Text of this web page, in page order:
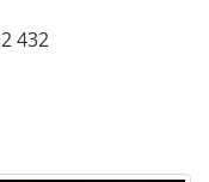
2 432